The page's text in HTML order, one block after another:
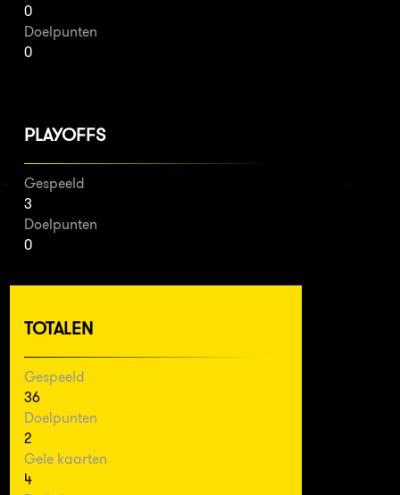
0
Doelpunten
0
PLAYOFFS
Gespeeld
3
Doelpunten
0
TOTALEN
Gespeeld
36
Doelpunten
2
Gele kaarten
4